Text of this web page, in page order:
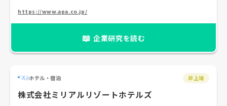
https://www.apa.co.jp/
📖 企業研究を読む
ホテル・宿泊 非上場
株式会社ミリアルリゾートホテルズ